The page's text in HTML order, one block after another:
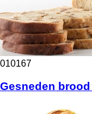
010167
Gesneden